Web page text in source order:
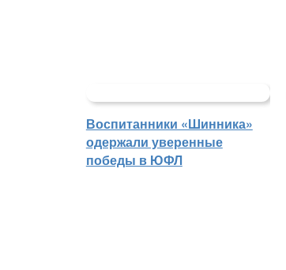
Воспитанники «Шинника»
одержали уверенные
победы в ЮФЛ